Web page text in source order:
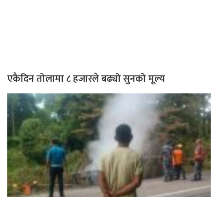
एकैदिन तोलामा ८ हजारले बढ्यो सुनको मूल्य